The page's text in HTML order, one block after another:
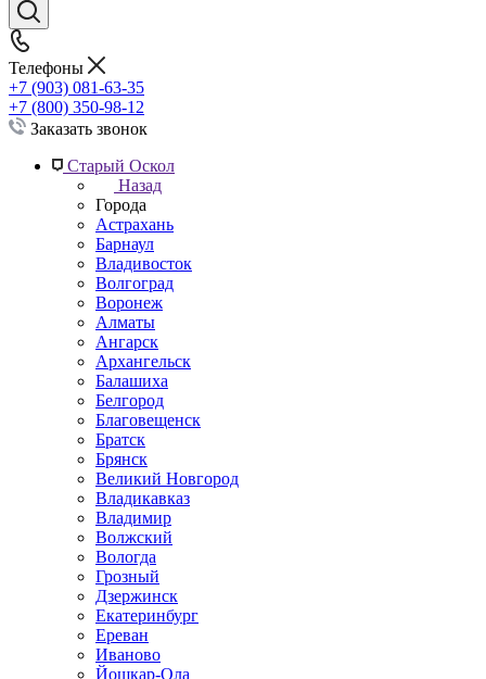
Телефоны
+7 (903) 081-63-35
+7 (800) 350-98-12
Заказать звонок
Старый Оскол
Назад
Города
Астрахань
Барнаул
Владивосток
Волгоград
Воронеж
Алматы
Ангарск
Архангельск
Балашиха
Белгород
Благовещенск
Братск
Брянск
Великий Новгород
Владикавказ
Владимир
Волжский
Вологда
Грозный
Дзержинск
Екатеринбург
Ереван
Иваново
Йошкар-Ола